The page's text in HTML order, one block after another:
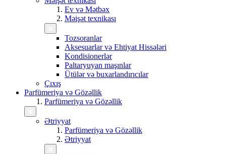
Ev və Mətbəx
Məişət texnikası
Tozsoranlar
Aksesuarlar və Ehtiyat Hissələri
Kondisionerlər
Paltaryuyan maşınlar
Ütülər və buxarlandırıcılar
Çıxış
Parfümeriya və Gözəllik
Parfümeriya və Gözəllik
Ətriyyat
Parfümeriya və Gözəllik
Ətriyyat